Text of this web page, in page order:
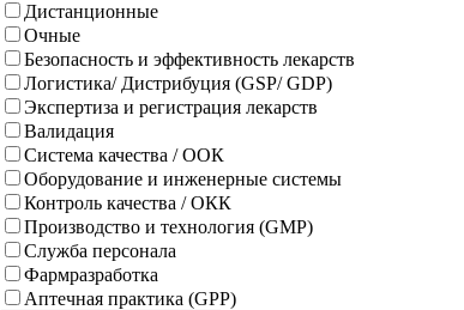
Дистанционные
Очные
Безопасность и эффективность лекарств
Логистика/ Дистрибуция (GSP/ GDP)
Экспертиза и регистрация лекарств
Валидация
Система качества / ООК
Оборудование и инженерные системы
Контроль качества / ОКК
Производство и технология (GMP)
Служба персонала
Фармразработка
Аптечная практика (GPP)